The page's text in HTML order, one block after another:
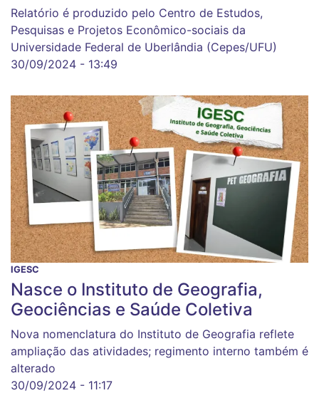
Relatório é produzido pelo Centro de Estudos,
Pesquisas e Projetos Econômico-sociais da
Universidade Federal de Uberlândia (Cepes/UFU)
30/09/2024 - 13:49
IGESC
Nasce o Instituto de Geografia,
Geociências e Saúde Coletiva
Nova nomenclatura do Instituto de Geografia reflete
ampliação das atividades; regimento interno também é
alterado
30/09/2024 - 11:17